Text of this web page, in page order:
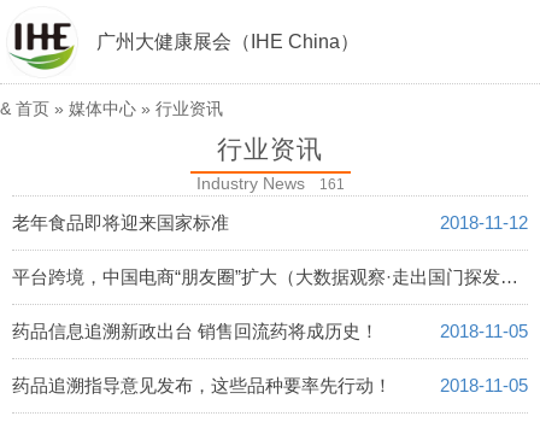
广州大健康展会（IHE China）
& 首页 » 媒体中心 » 行业资讯
行业资讯
Industry News 161
老年食品即将迎来国家标准 2018-11-12
平台跨境，中国电商“朋友圈”扩大（大数据观察·走出国门探发展）
2018-11-06
药品信息追溯新政出台 销售回流药将成历史！ 2018-11-05
药品追溯指导意见发布，这些品种要率先行动！ 2018-11-05